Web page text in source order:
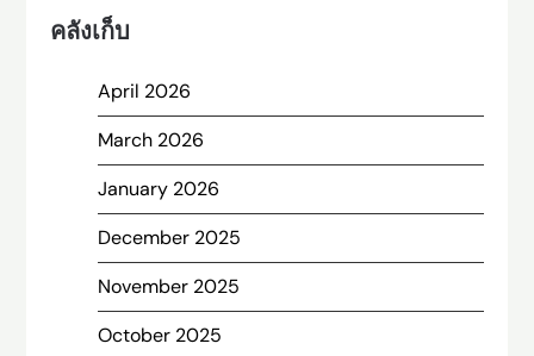
คลังเก็บ
April 2026
March 2026
January 2026
December 2025
November 2025
October 2025